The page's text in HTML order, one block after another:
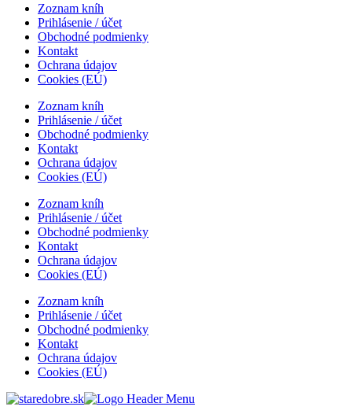
Zoznam kníh
Prihlásenie / účet
Obchodné podmienky
Kontakt
Ochrana údajov
Cookies (EÚ)
Zoznam kníh
Prihlásenie / účet
Obchodné podmienky
Kontakt
Ochrana údajov
Cookies (EÚ)
Zoznam kníh
Prihlásenie / účet
Obchodné podmienky
Kontakt
Ochrana údajov
Cookies (EÚ)
Zoznam kníh
Prihlásenie / účet
Obchodné podmienky
Kontakt
Ochrana údajov
Cookies (EÚ)